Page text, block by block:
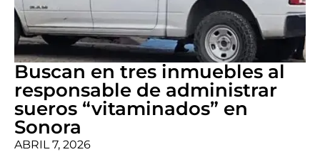
Buscan en tres inmuebles al
responsable de administrar
sueros “vitaminados” en
Sonora
ABRIL 7, 2026